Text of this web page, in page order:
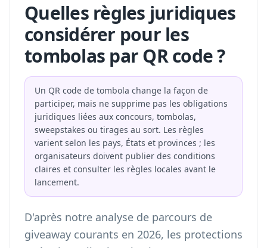
Quelles règles juridiques
considérer pour les
tombolas par QR code ?
Un QR code de tombola change la façon de
participer, mais ne supprime pas les obligations
juridiques liées aux concours, tombolas,
sweepstakes ou tirages au sort. Les règles
varient selon les pays, États et provinces ; les
organisateurs doivent publier des conditions
claires et consulter les règles locales avant le
lancement.
D'après notre analyse de parcours de
giveaway courants en 2026, les protections